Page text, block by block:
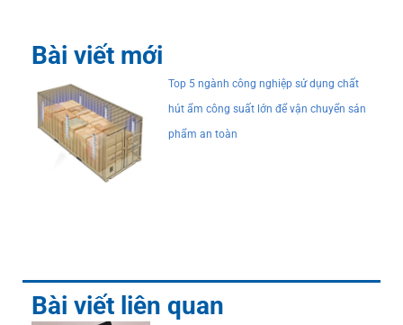
Bài viết mới
Top 5 ngành công nghiệp sử dụng chất
hút ẩm công suất lớn để vận chuyển sản
phẩm an toàn
Bài viết liên quan